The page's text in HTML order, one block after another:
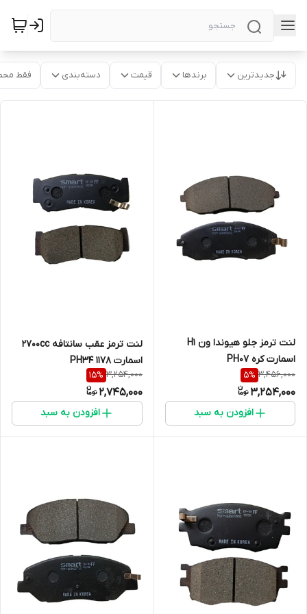
جدیدترین برندها قیمت دسته‌بندی فقط
لنت ترمز جلو هیوندا ون H1
اسمارت کره PH07
3,456,000
5%
3,254,000
افزودن به سبد
لنت ترمز عقب سانتافه 2700cc
اسمارت PH34 1178
3,254,000
15%
2,745,000
افزودن به سبد